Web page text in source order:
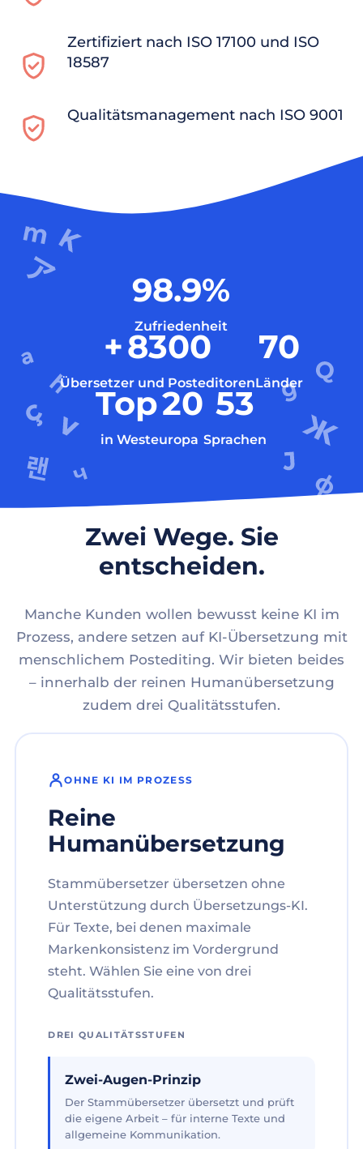
Zertifiziert nach ISO 17100 und ISO
18587
Qualitätsmanagement nach ISO 9001
98.9%
Zufriedenheit
+8300
Übersetzer und Posteditoren
70
Länder
Top20
in Westeuropa
53
Sprachen
Zwei Wege. Sie
entscheiden.
Manche Kunden wollen bewusst keine KI im
Prozess, andere setzen auf KI-Übersetzung mit
menschlichem Postediting. Wir bieten beides
– innerhalb der reinen Humanübersetzung
zudem drei Qualitätsstufen.
OHNE KI IM PROZESS
Reine
Humanübersetzung
Stammübersetzer übersetzen ohne
Unterstützung durch Übersetzungs-KI.
Für Texte, bei denen maximale
Markenkonsistenz im Vordergrund
steht. Wählen Sie eine von drei
Qualitätsstufen.
DREI QUALITÄTSSTUFEN
Zwei-Augen-Prinzip
Der Stammübersetzer übersetzt und prüft
die eigene Arbeit – für interne Texte und
allgemeine Kommunikation.